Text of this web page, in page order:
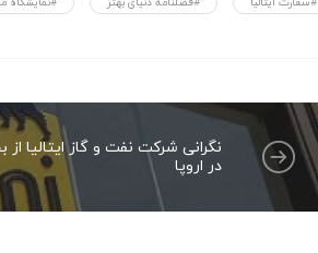
نگرانی شرکت نفت و گاز ایتالیا از
در اروپا